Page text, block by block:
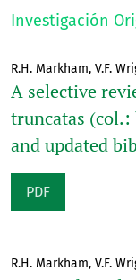
Investigación
R.H. Markham, V.F.
A selective
truncatas
and updated
PDF
R.H. Markham, V.F.